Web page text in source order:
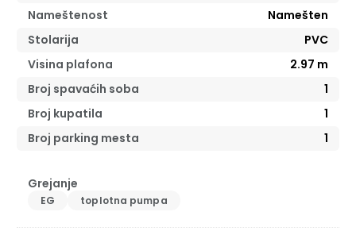
Nameštenost
Namešten
Stolarija
PVC
Visina plafona
2.97 m
Broj spavaćih soba
1
Broj kupatila
1
Broj parking mesta
1
Grejanje
EG toplotna pumpa